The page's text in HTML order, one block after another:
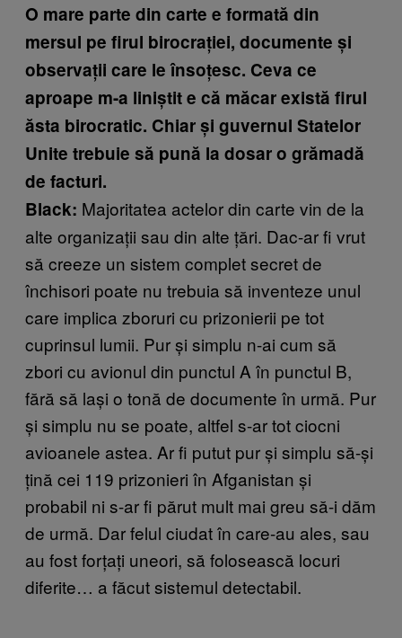
O mare parte din carte e formată din
mersul pe firul birocrației, documente și
observații care le însoțesc. Ceva ce
aproape m-a liniștit e că măcar există firul
ăsta birocratic. Chiar și guvernul Statelor
Unite trebuie să pună la dosar o grămadă
de facturi.
Black: Majoritatea actelor din carte vin de la
alte organizații sau din alte țări. Dac-ar fi vrut
să creeze un sistem complet secret de
închisori poate nu trebuia să inventeze unul
care implica zboruri cu prizonierii pe tot
cuprinsul lumii. Pur și simplu n-ai cum să
zbori cu avionul din punctul A în punctul B,
fără să lași o tonă de documente în urmă. Pur
și simplu nu se poate, altfel s-ar tot ciocni
avioanele astea. Ar fi putut pur și simplu să-și
țină cei 119 prizonieri în Afganistan și
probabil ni s-ar fi părut mult mai greu să-i dăm
de urmă. Dar felul ciudat în care-au ales, sau
au fost forțați uneori, să folosească locuri
diferite… a făcut sistemul detectabil.